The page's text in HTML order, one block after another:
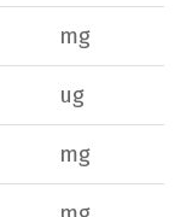
mg
ug
mg